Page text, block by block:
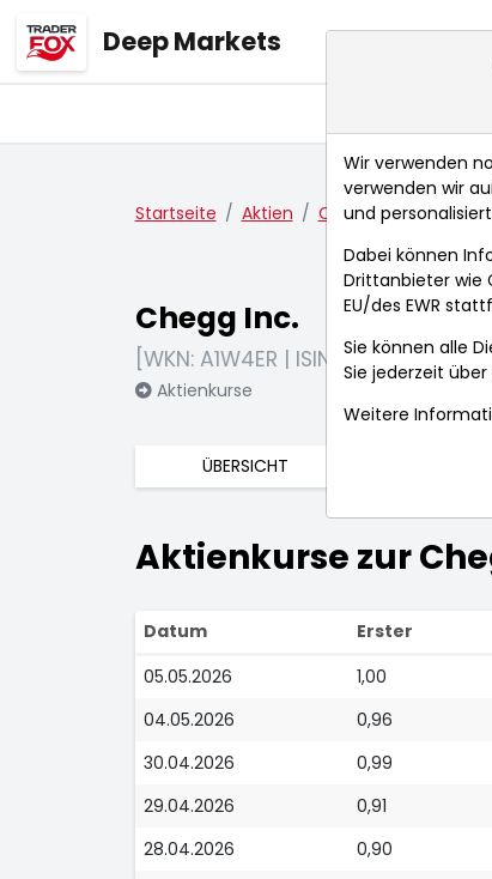
Deep Markets
Startseite Aktien Chegg Inc.
Chegg Inc.
[WKN: A1W4ER | ISIN: US1630921096]
Aktienkurse
ÜBERSICHT
Aktienkurse zur
Datum Erster
05.05.2026
1,00
04.05.2026
0,96
30.04.2026
0,99
29.04.2026
0,91
28.04.2026
0,90
Wir verwenden
verwenden wir
und
Dabei können
Drittanbieter wie
EU/des EWR
Sie können alle
Sie jederzeit über
Weitere